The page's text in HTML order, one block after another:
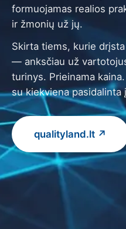
formuojamas realios
ir žmonių už jų.
Skirta tiems, kurie
— anksčiau už
turinys. Prieinama
su kiekviena pasidalinta
qualityland.lt ↗